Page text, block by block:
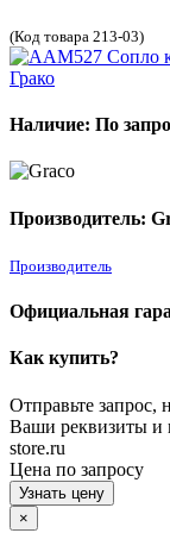
(Код товара 213-03)
Наличие: По
Производитель:
Производитель
Официальная
Как купить?
Отправьте
Ваши реквизиты и
store.ru
Цена по запросу
Узнать цену
×